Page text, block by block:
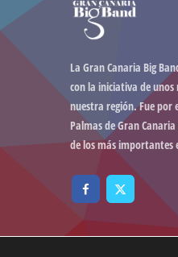
La Gran Canaria Big
con la iniciativa de unos
nuestra región. Fue por
Palmas de Gran
de los más importantes